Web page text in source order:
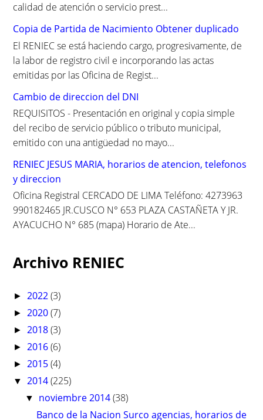
calidad de atención o servicio prest...
Copia de Partida de Nacimiento Obtener duplicado
El RENIEC se está haciendo cargo, progresivamente, de
la labor de registro civil e incorporando las actas
emitidas por las Oficina de Regist...
Cambio de direccion del DNI
REQUISITOS - Presentación en original y copia simple
del recibo de servicio público o tributo municipal,
emitido con una antigüedad no mayo...
RENIEC JESUS MARIA, horarios de atencion, telefonos
y direccion
Oficina Registral CERCADO DE LIMA Teléfono: 4273963
990182465 JR.CUSCO N° 653 PLAZA CASTAÑETA Y JR.
AYACUCHO N° 685 (mapa) Horario de Ate...
Archivo RENIEC
► 2022(3)
► 2020(7)
► 2018(3)
► 2016(6)
► 2015(4)
▼ 2014(225)
▼ noviembre 2014(38)
Banco de la Nacion Surco agencias, horarios de